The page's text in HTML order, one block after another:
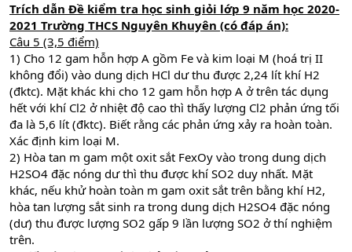
Trích dẫn Đề kiểm tra học sinh giỏi lớp 9 năm học 2020-
2021 Trường THCS Nguyên Khuyên (có đáp án):
Câu 5 (3,5 điểm)
1) Cho 12 gam hỗn hợp A gồm Fe và kim loại M (hoá trị II
không đổi) vào dung dịch HCl dư thu được 2,24 lít khí H2
(đktc). Mặt khác khi cho 12 gam hỗn hợp A ở trên tác dụng
hết với khí Cl2 ở nhiệt độ cao thì thấy lượng Cl2 phản ứng tối
đa là 5,6 lít (đktc). Biết rằng các phản ứng xảy ra hoàn toàn.
Xác định kim loại M.
2) Hòa tan m gam một oxit sắt FexOy vào trong dung dịch
H2SO4 đặc nóng dư thì thu được khí SO2 duy nhất. Mặt
khác, nếu khử hoàn toàn m gam oxit sắt trên bằng khí H2,
hòa tan lượng sắt sinh ra trong dung dịch H2SO4 đặc nóng
(dư) thu được lượng SO2 gấp 9 lần lượng SO2 ở thí nghiệm
trên.